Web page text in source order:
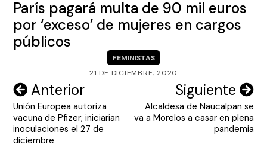
ENGLISH SECTION
París pagará multa de 90 mil euros
por ‘exceso’ de mujeres en cargos
públicos
FEMINISTAS
21 DE DICIEMBRE, 2020
Navegación
de
entradas
Anterior
Unión Europea autoriza
vacuna de Pfizer; iniciarían
inoculaciones el 27 de
diciembre
Siguiente
Alcaldesa de Naucalpan se
va a Morelos a casar en plena
pandemia